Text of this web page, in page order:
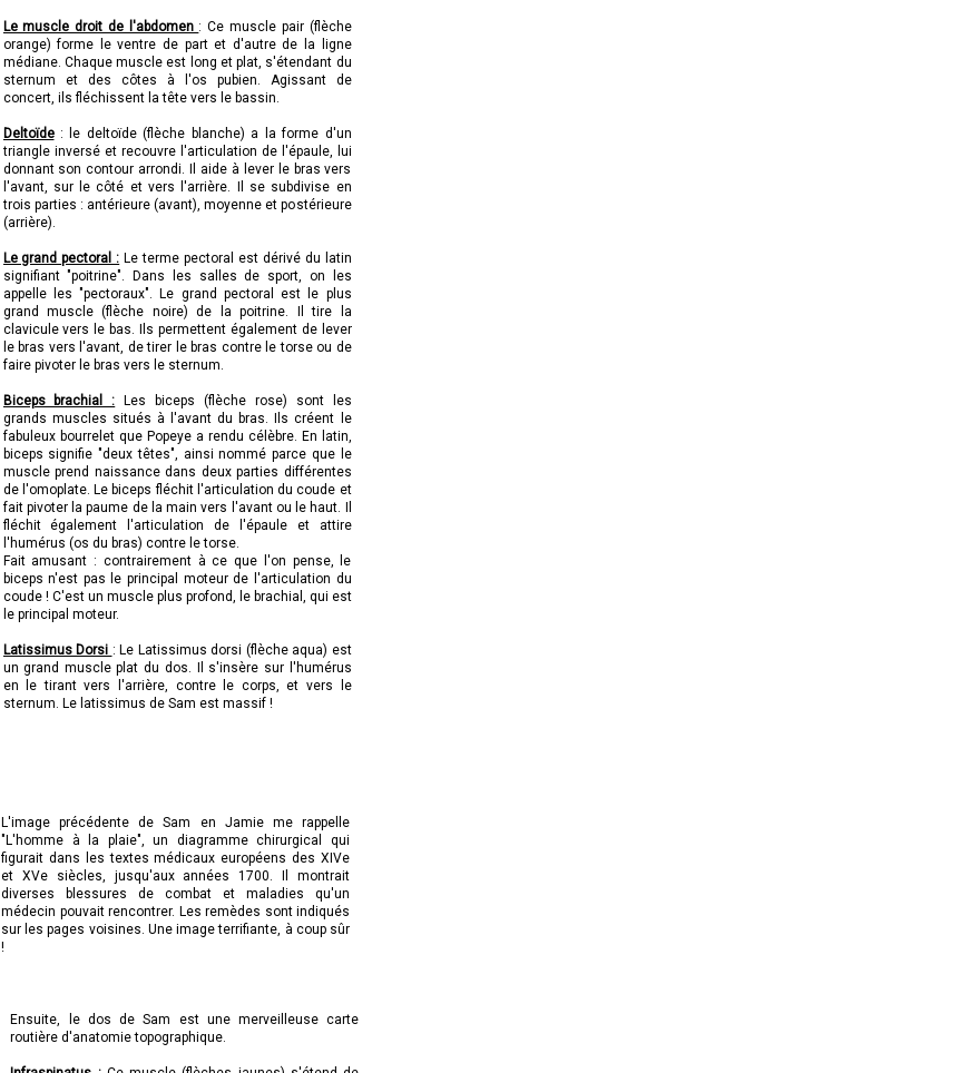
Le muscle droit de l'abdomen : Ce muscle pair (flèche
orange) forme le ventre de part et d'autre de la ligne
médiane. Chaque muscle est long et plat, s'étendant du
sternum et des côtes à l'os pubien. Agissant de
concert, ils fléchissent la tête vers le bassin.
Deltoïde: le deltoïde (flèche blanche) a la forme d'un
triangle inversé et recouvre l'articulation de l'épaule, lui
donnant son contour arrondi. Il aide à lever le bras vers
l'avant, sur le côté et vers l'arrière. Il se subdivise en
trois parties : antérieure (avant), moyenne et postérieure
(arrière).
Le grand pectoral : Le terme pectoral est dérivé du latin
signifiant "poitrine". Dans les salles de sport, on les
appelle les "pectoraux". Le grand pectoral est le plus
grand muscle (flèche noire) de la poitrine. Il tire la
clavicule vers le bas. Ils permettent également de lever
le bras vers l'avant, de tirer le bras contre le torse ou de
faire pivoter le bras vers le sternum.
Biceps brachial : Les biceps (flèche rose) sont les
grands muscles situés à l'avant du bras. Ils créent le
fabuleux bourrelet que Popeye a rendu célèbre. En latin,
biceps signifie "deux têtes", ainsi nommé parce que le
muscle prend naissance dans deux parties différentes
de l'omoplate. Le biceps fléchit l'articulation du coude et
fait pivoter la paume de la main vers l'avant ou le haut. Il
fléchit également l'articulation de l'épaule et attire
l'humérus (os du bras) contre le torse.
Fait amusant : contrairement à ce que l'on pense, le
biceps n'est pas le principal moteur de l'articulation du
coude ! C'est un muscle plus profond, le brachial, qui est
le principal moteur.
Latissimus Dorsi : Le Latissimus dorsi (flèche aqua) est
un grand muscle plat du dos. Il s'insère sur l'humérus
en le tirant vers l'arrière, contre le corps, et vers le
sternum. Le latissimus de Sam est massif !
L'image précédente de Sam en Jamie me rappelle
"L'homme à la plaie", un diagramme chirurgical qui
figurait dans les textes médicaux européens des XIVe
et XVe siècles, jusqu'aux années 1700. Il montrait
diverses blessures de combat et maladies qu'un
médecin pouvait rencontrer. Les remèdes sont indiqués
sur les pages voisines. Une image terrifiante, à coup sûr
!
Ensuite, le dos de Sam est une merveilleuse carte
routière d'anatomie topographique.